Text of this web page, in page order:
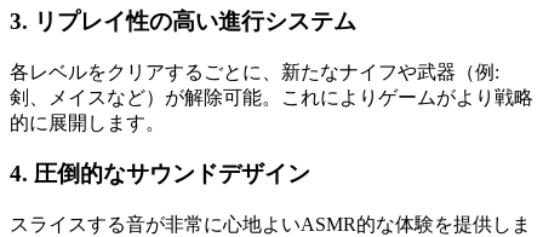
3. リプレイ性の高い進行システム
各レベルをクリアするごとに、新たなナイフや武器（例:
剣、メイスなど）が解除可能。これによりゲームがより戦略
的に展開します。
4. 圧倒的なサウンドデザイン
スライスする音が非常に心地よいASMR的な体験を提供しま